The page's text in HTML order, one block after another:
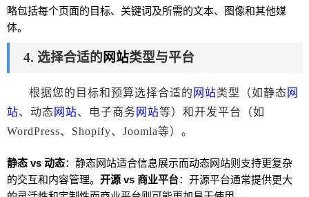
略包括每个页面的目标、关键词及所需的文本、图像和其他媒
体。
4. 选择合适的网站类型与平台
根据您的目标和预算选择合适的 网站类型（如静态 网
站、动态 网站、电子商务 网站等）和开发平台（如
WordPress、Shopify、Joomla等）。
静态 vs 动态：静态网站适合信息展示而动态网站则支持更复杂
的交互和内容管理。 开源 vs 商业平台：开源平台通常提供更大